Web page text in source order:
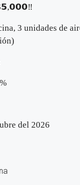
3 unidades de
del 2026